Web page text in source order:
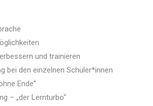
und trainieren
bei den einzelnen Schüler*innen
Ende”
– „der Lernturbo“